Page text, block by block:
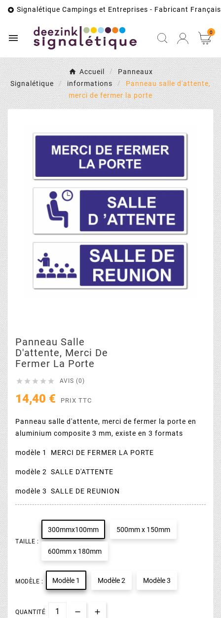
 Signalétique Campings et Entreprises - Fabricant Français
 0
Accueil
Panneaux
Signalétique
informations
Panneau salle d'attente,
merci de fermer la porte
Panneau Salle
D'attente, Merci De
Fermer La Porte
     AVIS (0)
14,40 € PRIX TTC
Panneau salle d'attente, merci de fermer la porte en
aluminium composite 3 mm, existe en 3 formats
modèle 1 MERCI DE FERMER LA PORTE
modèle 2 SALLE D'ATTENTE
modèle 3 SALLE DE REUNION
TAILLE :
300mmx100mm 500mm x 150mm
600mm x 180mm
MODÈLE : Modèle 1 Modèle 2 Modèle 3
QUANTITÉ